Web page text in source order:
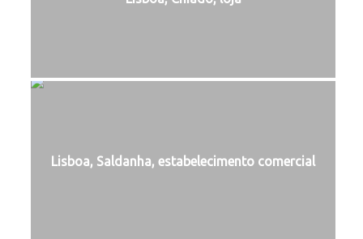
Lisboa, Saldanha, estabelecimento comercial